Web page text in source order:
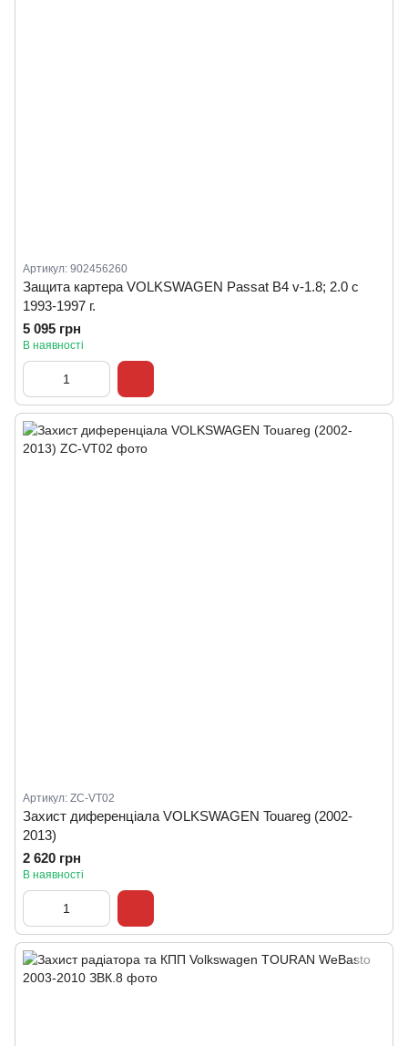
Артикул: 902456260
Защита картера VOLKSWAGEN Passat B4 v-1.8; 2.0 c
1993-1997 г.
5 095 грн
В наявності
Артикул: ZC-VT02
Захист диференціала VOLKSWAGEN Touareg (2002-
2013)
2 620 грн
В наявності